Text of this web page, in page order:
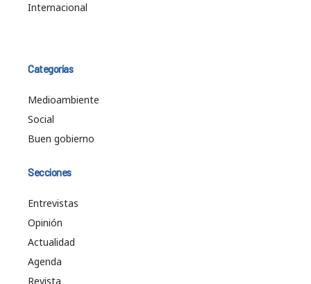
Internacional
Categorías
Medioambiente
Social
Buen gobierno
Secciones
Entrevistas
Opinión
Actualidad
Agenda
Revista